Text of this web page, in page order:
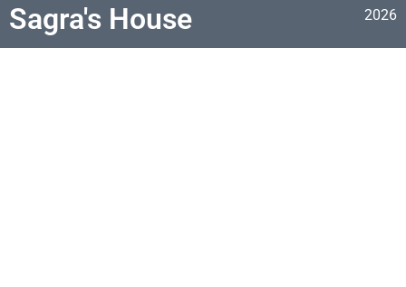
Sagra's House 2026